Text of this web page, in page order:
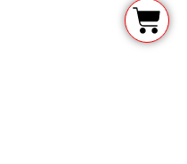
Cart